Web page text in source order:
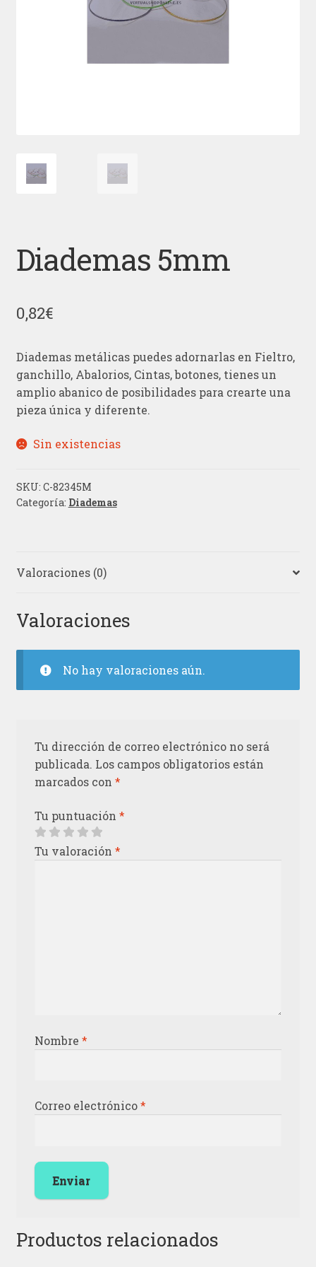
Diademas 5mm
0,82€
Diademas metálicas puedes adornarlas en Fieltro,
ganchillo, Abalorios, Cintas, botones, tienes un
amplio abanico de posibilidades para crearte una
pieza única y diferente.
Sin existencias
SKU: C-82345M
Categoría: Diademas
Valoraciones (0)
Valoraciones
No hay valoraciones aún.
Tu dirección de correo electrónico no será
publicada. Los campos obligatorios están
marcados con *
Tu puntuación *
Tu valoración *
Nombre *
Correo electrónico*
Productos relacionados